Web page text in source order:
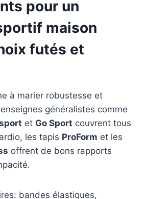
pour un
maison
futés et
à marier robustesse et
généralistes comme
et Go Sport couvrent tous
les tapis ProForm et les
offrent de bons rapports
bandes élastiques,